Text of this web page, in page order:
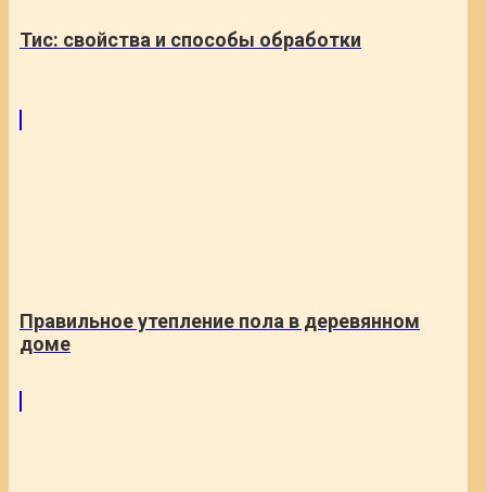
Тис: свойства и способы обработки
Правильное утепление пола в деревянном
доме